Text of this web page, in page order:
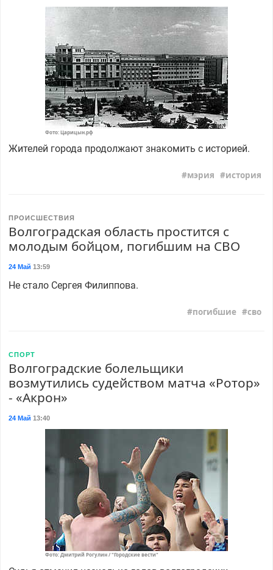
Фото: Царицын.рф
Жителей города продолжают знакомить с историей.
мэрия история
ПРОИСШЕСТВИЯ
Волгоградская область простится с
молодым бойцом, погибшим на СВО
24 Май 13:59
Не стало Сергея Филиппова.
погибшие сво
СПОРТ
Волгоградские болельщики
возмутились судейством матча «Ротор»
- «Акрон»
24 Май 13:40
Фото: Дмитрий Рогулин / "Городские вести"